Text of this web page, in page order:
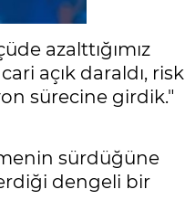
azalttığımız
açık daraldı, risk
sürecine girdik."
sürdüğüne
dengeli bir